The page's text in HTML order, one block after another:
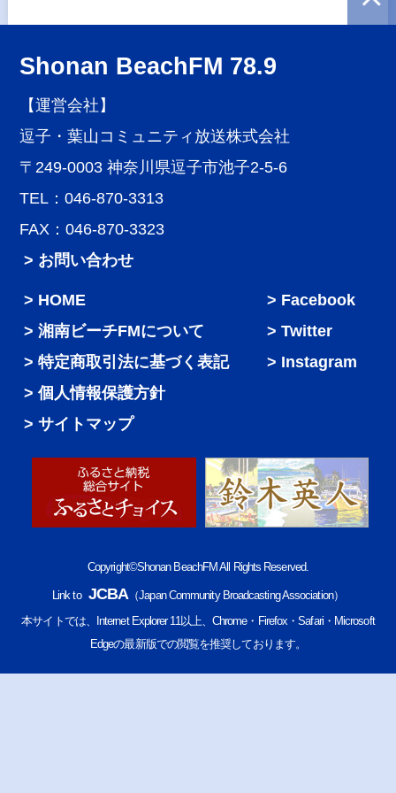
Shonan BeachFM 78.9
【運営会社】
逗子・葉山コミュニティ放送株式会社
〒249-0003 神奈川県逗子市池子2-5-6
TEL：046-870-3313
FAX：046-870-3323
> お問い合わせ
HOME
湘南ビーチFMについて
特定商取引法に基づく表記
個人情報保護方針
サイトマップ
Facebook
Twitter
Instagram
Copyright©Shonan BeachFM All Rights Reserved.
Link to JCBA（Japan Community Broadcasting Association）
本サイトでは、Internet Explorer 11以上、Chrome・Firefox・Safari・Microsoft
Edgeの最新版での閲覧を推奨しております。